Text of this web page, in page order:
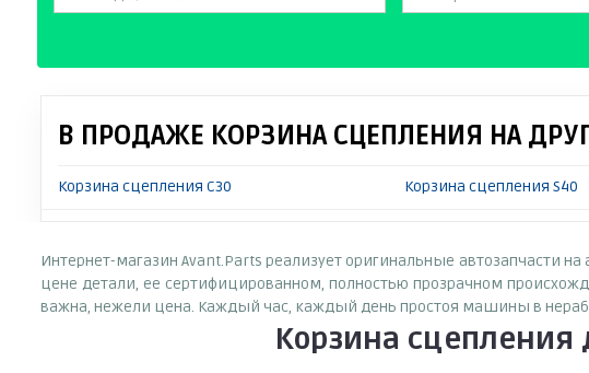
В ПРОДАЖЕ КОРЗИНА СЦЕПЛЕНИЯ НА
Корзина сцепления C30 Корзина сцепления S40
Интернет-магазин Avant.Parts реализует оригинальные автозапчасти
цене детали, ее сертифицированном, полностью прозрачном
важна, нежели цена. Каждый час, каждый день простоя машины в
Корзина сцепления